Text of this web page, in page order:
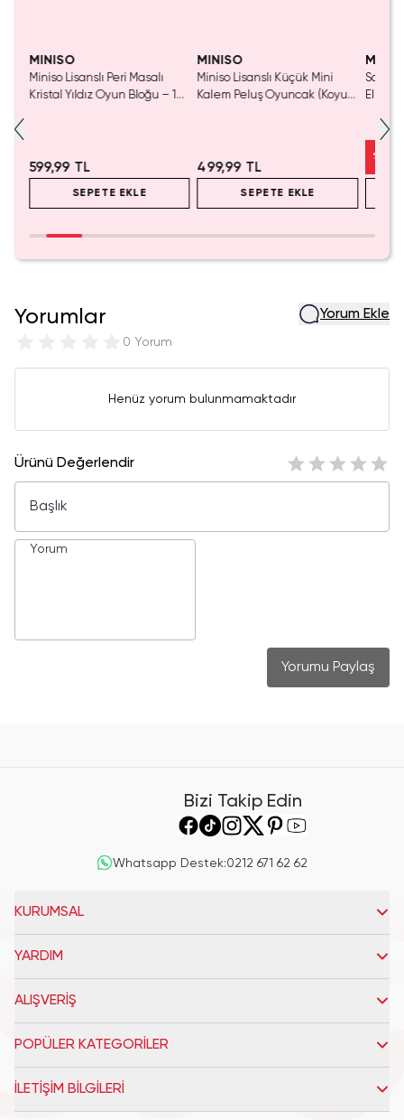
MINISO
Miniso Lisanslı Peri Masalı
Kristal Yıldız Oyun Bloğu – 14
599,99 TL
SEPETE EKLE
MINISO
Miniso Lisanslı Küçük Mini
Kalem Peluş Oyuncak (Koyu
499,99 TL
SEPETE EKLE
Sanrio
Elma
%
Yorumlar
0 Yorum
Yorum Ekle
Henüz yorum bulunmamaktadır
Ürünü Değerlendir
Yorumu Paylaş
Bizi Takip Edin
Whatsapp Destek:0212 671 62 62
KURUMSAL
YARDIM
ALIŞVERİŞ
POPÜLER KATEGORİLER
İLETİŞİM BİLGİLERİ